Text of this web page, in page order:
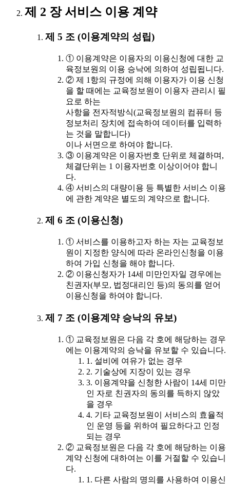
제 2 장 서비스 이용 계약
제 5 조 (이용계약의 성립)
① 이용계약은 이용자의 이용신청에 대한 교
육정보원의 이용 승낙에 의하여 성립됩니다.
② 제 1항의 규정에 의해 이용자가 이용 신청
을 할 때에는 교육정보원이 이용자 관리시 필
요로 하는
사항을 전자적방식(교육정보원의 컴퓨터 등
정보처리 장치에 접속하여 데이터를 입력하
는 것을 말합니다)
이나 서면으로 하여야 합니다.
③ 이용계약은 이용자번호 단위로 체결하며,
체결단위는 1 이용자번호 이상이어야 합니
다.
④ 서비스의 대량이용 등 특별한 서비스 이용
에 관한 계약은 별도의 계약으로 합니다.
제 6 조 (이용신청)
① 서비스를 이용하고자 하는 자는 교육정보
원이 지정한 양식에 따라 온라인신청을 이용
하여 가입 신청을 해야 합니다.
② 이용신청자가 14세 미만인자일 경우에는
친권자(부모, 법정대리인 등)의 동의를 얻어
이용신청을 하여야 합니다.
제 7 조 (이용계약 승낙의 유보)
① 교육정보원은 다음 각 호에 해당하는 경우
에는 이용계약의 승낙을 유보할 수 있습니다.
1. 설비에 여유가 없는 경우
2. 기술상에 지장이 있는 경우
3. 이용계약을 신청한 사람이 14세 미만
인 자로 친권자의 동의를 득하지 않았
을 경우
4. 기타 교육정보원이 서비스의 효율적
인 운영 등을 위하여 필요하다고 인정
되는 경우
② 교육정보원은 다음 각 호에 해당하는 이용
계약 신청에 대하여는 이를 거절할 수 있습니
다.
1. 다른 사람의 명의를 사용하여 이용신